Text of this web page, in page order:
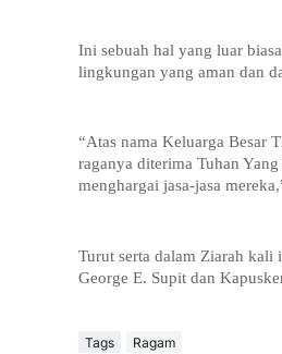
Ini sebuah hal yang luar
lingkungan yang aman dan
“Atas nama Keluarga Besar
raganya diterima Tuhan
menghargai jasa-jasa
Turut serta dalam Ziarah
George E. Supit dan
Tags Ragam